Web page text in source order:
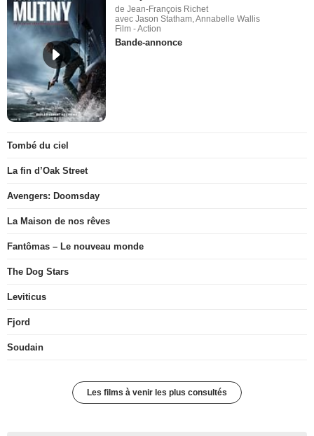
de Jean-François Richet
avec Jason Statham, Annabelle Wallis
Film - Action
Bande-annonce
Tombé du ciel
La fin d’Oak Street
Avengers: Doomsday
La Maison de nos rêves
Fantômas – Le nouveau monde
The Dog Stars
Leviticus
Fjord
Soudain
Les films à venir les plus consultés